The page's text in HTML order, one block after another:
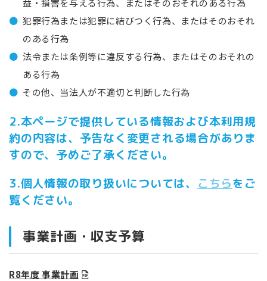
益・損害を与える行為、またはそのおそれのある行為
犯罪行為または犯罪に結びつく行為、またはそのおそれ
のある行為
法令または条例等に違反する行為、またはそのおそれの
ある行為
その他、当法人が不適切と判断した行為
2.本ページで提供している情報および本利用規
約の内容は、予告なく変更される場合がありま
すので、予めご了承ください。
3.個人情報の取り扱いについては、 こちらをご
覧ください。
事業計画・収支予算
R8年度 事業計画